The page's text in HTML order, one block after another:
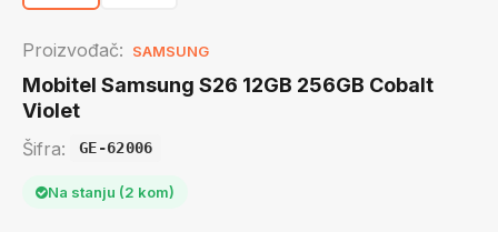
Proizvođač: SAMSUNG
Mobitel Samsung S26 12GB 256GB Cobalt
Violet
Šifra: GE-62006
Na stanju (2 kom)